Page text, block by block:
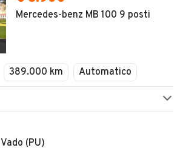
Mercedes-benz MB 100 9 posti
389.000 km Automatico
(PU)